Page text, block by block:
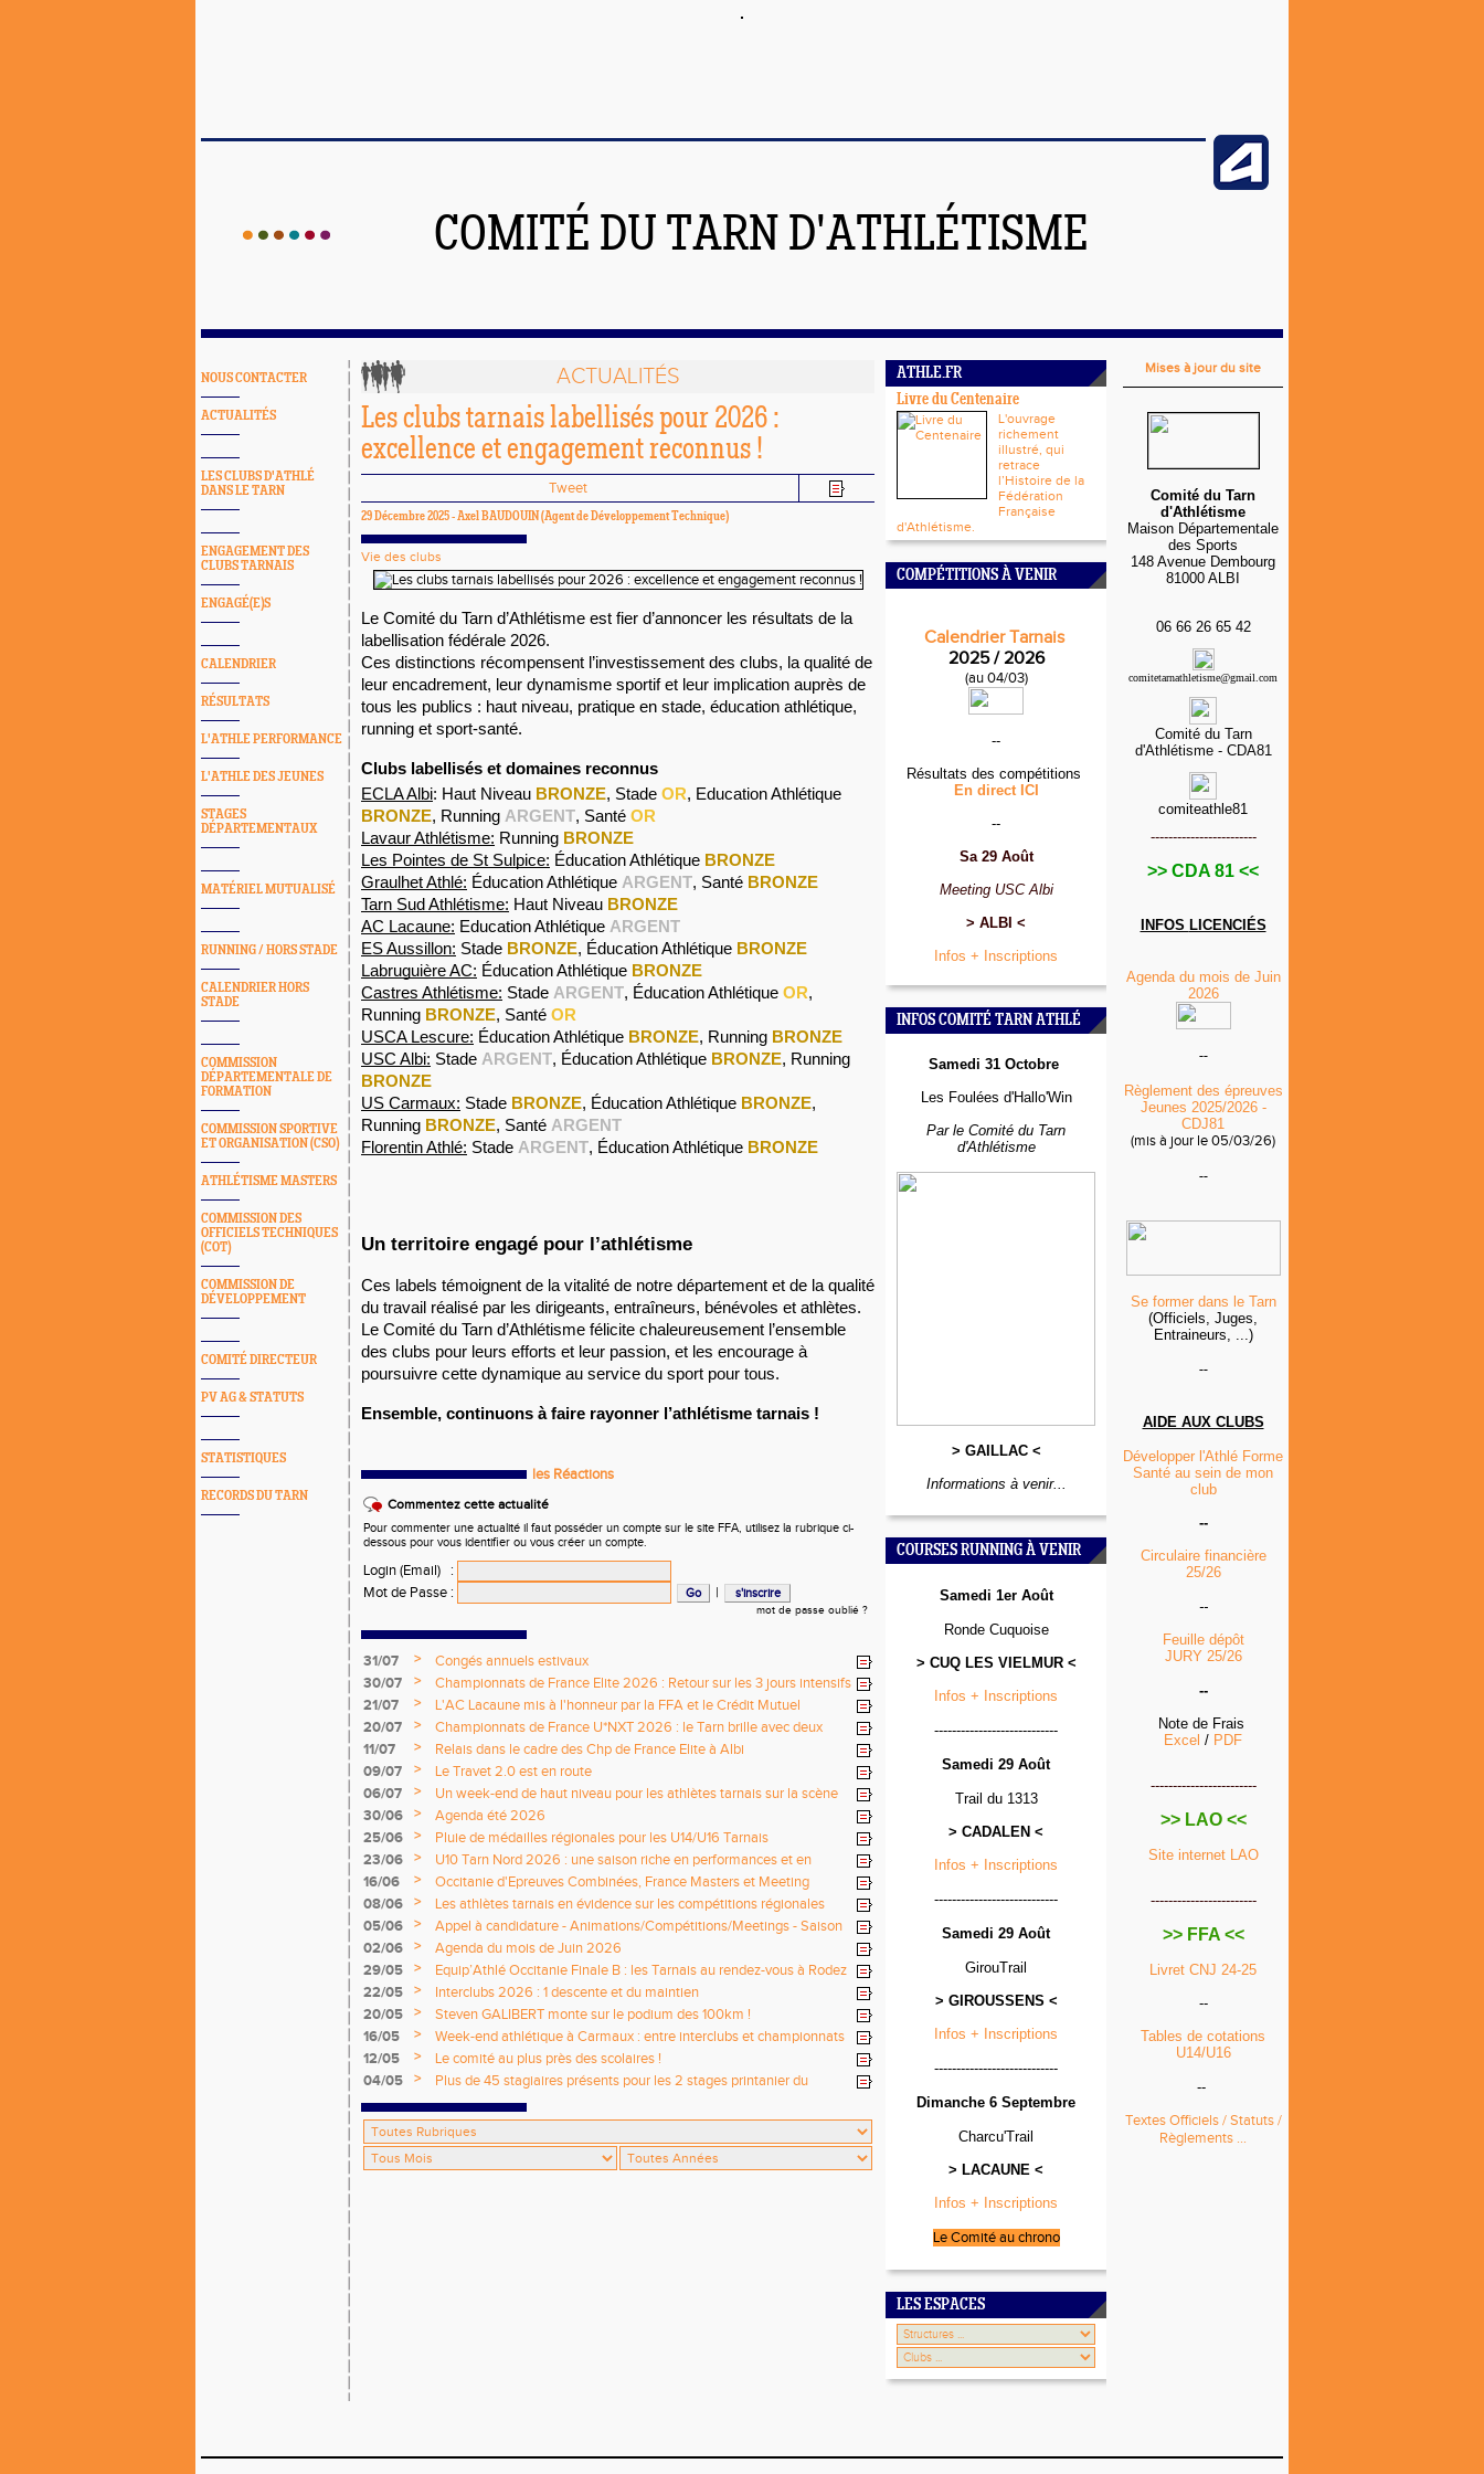
COMITÉ DU TARN D'ATHLÉTISME
NOUS CONTACTER
ACTUALITÉS
LES CLUBS D'ATHLÉ
DANS LE TARN
ENGAGEMENT DES
CLUBS TARNAIS
ENGAGÉ(E)S
CALENDRIER
RÉSULTATS
L'ATHLE PERFORMANCE
L'ATHLE DES JEUNES
STAGES
DÉPARTEMENTAUX
MATÉRIEL MUTUALISÉ
RUNNING / HORS STADE
CALENDRIER HORS
STADE
COMMISSION
DÉPARTEMENTALE DE
FORMATION
COMMISSION SPORTIVE
ET ORGANISATION (CSO)
ATHLÉTISME MASTERS
COMMISSION DES
OFFICIELS TECHNIQUES
(COT)
COMMISSION DE
DÉVELOPPEMENT
COMITÉ DIRECTEUR
PV AG & STATUTS
STATISTIQUES
RECORDS DU TARN
ACTUALITÉS
Les clubs tarnais labellisés pour 2026 :
excellence et engagement reconnus !
Tweet
29 Décembre 2025 -Axel BAUDOUIN (Agent de Développement Technique)
Vie des clubs
Le Comité du Tarn d’Athlétisme est fier d’annoncer les résultats de la
labellisation fédérale 2026.
Ces distinctions récompensent l’investissement des clubs, la qualité de
leur encadrement, leur dynamisme sportif et leur implication auprès de
tous les publics : haut niveau, pratique en stade, éducation athlétique,
running et sport-santé.
Clubs labellisés et domaines reconnus
ECLA Albi: Haut Niveau BRONZE, Stade OR, Education Athlétique
BRONZE, Running ARGENT, Santé OR
Lavaur Athlétisme: Running BRONZE
Les Pointes de St Sulpice: Éducation Athlétique BRONZE
Graulhet Athlé: Éducation Athlétique ARGENT, Santé BRONZE
Tarn Sud Athlétisme: Haut Niveau BRONZE
AC Lacaune: Education Athlétique ARGENT
ES Aussillon: Stade BRONZE, Éducation Athlétique BRONZE
Labruguière AC: Éducation Athlétique BRONZE
Castres Athlétisme: Stade ARGENT, Éducation Athlétique OR,
Running BRONZE, Santé OR
USCA Lescure: Éducation Athlétique BRONZE, Running BRONZE
USC Albi: Stade ARGENT, Éducation Athlétique BRONZE, Running
BRONZE
US Carmaux: Stade BRONZE, Éducation Athlétique BRONZE,
Running BRONZE, Santé ARGENT
Florentin Athlé: Stade ARGENT, Éducation Athlétique BRONZE
Un territoire engagé pour l’athlétisme
Ces labels témoignent de la vitalité de notre département et de la qualité
du travail réalisé par les dirigeants, entraîneurs, bénévoles et athlètes.
Le Comité du Tarn d’Athlétisme félicite chaleureusement l’ensemble
des clubs pour leurs efforts et leur passion, et les encourage à
poursuivre cette dynamique au service du sport pour tous.
Ensemble, continuons à faire rayonner l’athlétisme tarnais !
les Réactions
Commentez cette actualité
Pour commenter une actualité il faut posséder un compte sur le site FFA, utilisez la rubrique ci-
dessous pour vous identifier ou vous créer un compte.
Login (Email)
:
Mot de Passe : |
mot de passe oublié ?
31/07 >
Congés annuels estivaux
30/07
>
Championnats de France Elite 2026 : Retour sur les 3 jours intensifs
21/07
>
L'AC Lacaune mis à l'honneur par la FFA et le Crédit Mutuel
20/07
>
Championnats de France U*NXT 2026 : le Tarn brille avec deux
titres nationaux !
11/07 >
Relais dans le cadre des Chp de France Elite à Albi
09/07
>
Le Travet 2.0 est en route
06/07
>
Un week-end de haut niveau pour les athlètes tarnais sur la scène
nationale
30/06 >
Agenda été 2026
25/06
>
Pluie de médailles régionales pour les U14/U16 Tarnais
23/06
>
U10 Tarn Nord 2026 : une saison riche en performances et en
émotions
16/06 >
Occitanie d'Epreuves Combinées, France Masters et Meeting
National de Castres
08/06 >
Les athlètes tarnais en évidence sur les compétitions régionales
05/06
>
Appel à candidature - Animations/Compétitions/Meetings - Saison
2026 / 2027
02/06 >
Agenda du mois de Juin 2026
29/05
>
Equip’Athlé Occitanie Finale B : les Tarnais au rendez-vous à Rodez
22/05
>
Interclubs 2026 : 1 descente et du maintien
20/05
>
Steven GALIBERT monte sur le podium des 100km !
16/05
>
Week-end athlétique à Carmaux : entre interclubs et championnats
départementaux jeunes
12/05 >
Le comité au plus près des scolaires !
04/05
>
Plus de 45 stagiaires présents pour les 2 stages printanier du
Comité !
ATHLE.FR
Livre du Centenaire
L'ouvrage
richement
illustré, qui
retrace
l’Histoire de la
Fédération
Française
d'Athlétisme.
COMPÉTITIONS À VENIR
Calendrier Tarnais
2025 / 2026
(au 04/03)
--
Résultats des compétitions
En direct ICI
--
Sa 29 Août
Meeting USC Albi
> ALBI <
Infos + Inscriptions
INFOS COMITÉ TARN ATHLÉ
Samedi 31 Octobre
Les Foulées d'Hallo'Win
Par le Comité du Tarn
d'Athlétisme
> GAILLAC <
Informations à venir...
COURSES RUNNING À VENIR
Samedi 1er Août
Ronde Cuquoise
> CUQ LES VIELMUR <
Infos + Inscriptions
----------------------------
Samedi 29 Août
Trail du 1313
> CADALEN <
Infos + Inscriptions
----------------------------
Samedi 29 Août
GirouTrail
> GIROUSSENS <
Infos + Inscriptions
----------------------------
Dimanche 6 Septembre
Charcu'Trail
> LACAUNE <
Infos + Inscriptions
Le Comité au chrono
LES ESPACES
Mises à jour du site
Comité du Tarn
d'Athlétisme
Maison Départementale
des Sports
148 Avenue Dembourg
81000 ALBI
06 66 26 65 42
comitetarnathletisme@gmail.com
Comité du Tarn
d'Athlétisme - CDA81
comiteathle81
------------------------
>> CDA 81 <<
INFOS LICENCIÉS
Agenda du mois de Juin
2026
--
Règlement des épreuves
Jeunes 2025/2026 -
CDJ81
(mis à jour le 05/03/26)
--
Se former dans le Tarn
(Officiels, Juges,
Entraineurs, ...)
--
AIDE AUX CLUBS
Développer l'Athlé Forme
Santé au sein de mon
club
--
Circulaire financière
25/26
--
Feuille dépôt
JURY 25/26
--
Note de Frais
Excel / PDF
------------------------
>> LAO <<
Site internet LAO
------------------------
>> FFA <<
Livret CNJ 24-25
--
Tables de cotations
U14/U16
--
Textes Officiels / Statuts /
Règlements ...